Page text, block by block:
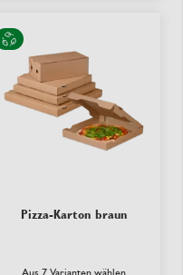
Pizza-Karton braun
Aus 7 Varianten wählen